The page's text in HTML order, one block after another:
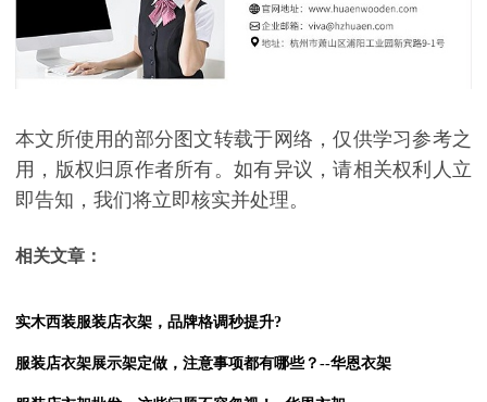
本文所使用的部分图文转载于网络，仅供学习参考之
用，版权归原作者所有。如有异议，请相关权利人立
即告知，我们将立即核实并处理。
相关文章：
实木西装服装店衣架，品牌格调秒提升?
服装店衣架展示架定做，注意事项都有哪些？--华恩衣架